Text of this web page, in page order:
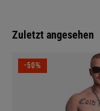
Zuletzt angesehen
-50%